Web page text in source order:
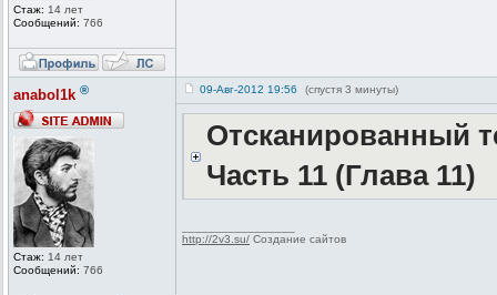
Стаж: 14 лет
Сообщений: 766
anabol1k ®
Стаж: 14 лет
Сообщений: 766
09-Авг-2012 19:56 (спустя 3 минуты)
Отсканированный
Часть 11 (Глава 11)
http://2v3.su/ Создание сайтов